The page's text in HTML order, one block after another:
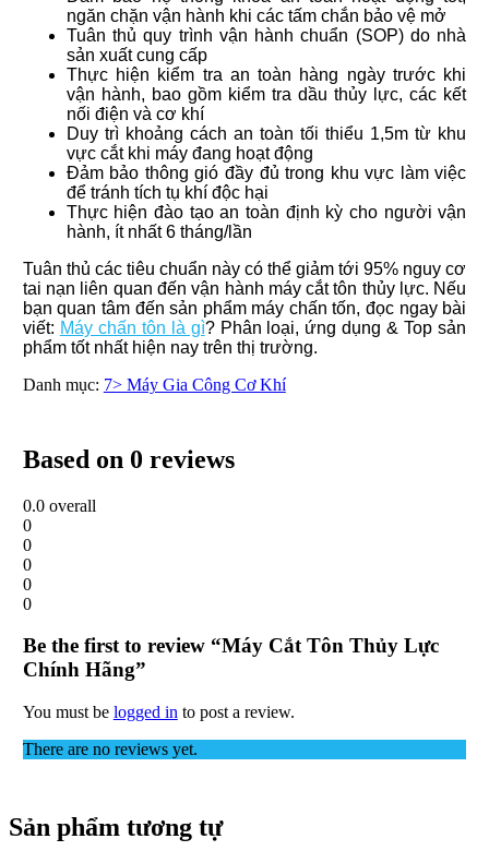
ngăn chặn vận hành khi các tấm chắn bảo vệ mở
Tuân thủ quy trình vận hành chuẩn (SOP) do nhà
sản xuất cung cấp
Thực hiện kiểm tra an toàn hàng ngày trước khi
vận hành, bao gồm kiểm tra dầu thủy lực, các kết
nối điện và cơ khí
Duy trì khoảng cách an toàn tối thiểu 1,5m từ khu
vực cắt khi máy đang hoạt động
Đảm bảo thông gió đầy đủ trong khu vực làm việc
để tránh tích tụ khí độc hại
Thực hiện đào tạo an toàn định kỳ cho người vận
hành, ít nhất 6 tháng/lần
Tuân thủ các tiêu chuẩn này có thể giảm tới 95% nguy cơ
tai nạn liên quan đến vận hành máy cắt tôn thủy lực. Nếu
bạn quan tâm đến sản phẩm máy chấn tốn, đọc ngay bài
viết: Máy chấn tôn là gì? Phân loại, ứng dụng & Top sản
phẩm tốt nhất hiện nay trên thị trường.
Danh mục: 7> Máy Gia Công Cơ Khí
Based on 0 reviews
0.0overall
0
0
0
0
0
Be the first to review “Máy Cắt Tôn Thủy Lực
Chính Hãng”
You must be logged in to post a review.
There are no reviews yet.
Sản phẩm tương tự